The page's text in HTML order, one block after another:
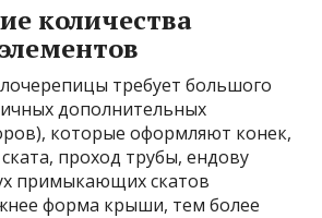
количества
требует большого
дополнительных
которые оформляют конек,
проход трубы, ендову
примыкающих скатов
форма крыши, тем более